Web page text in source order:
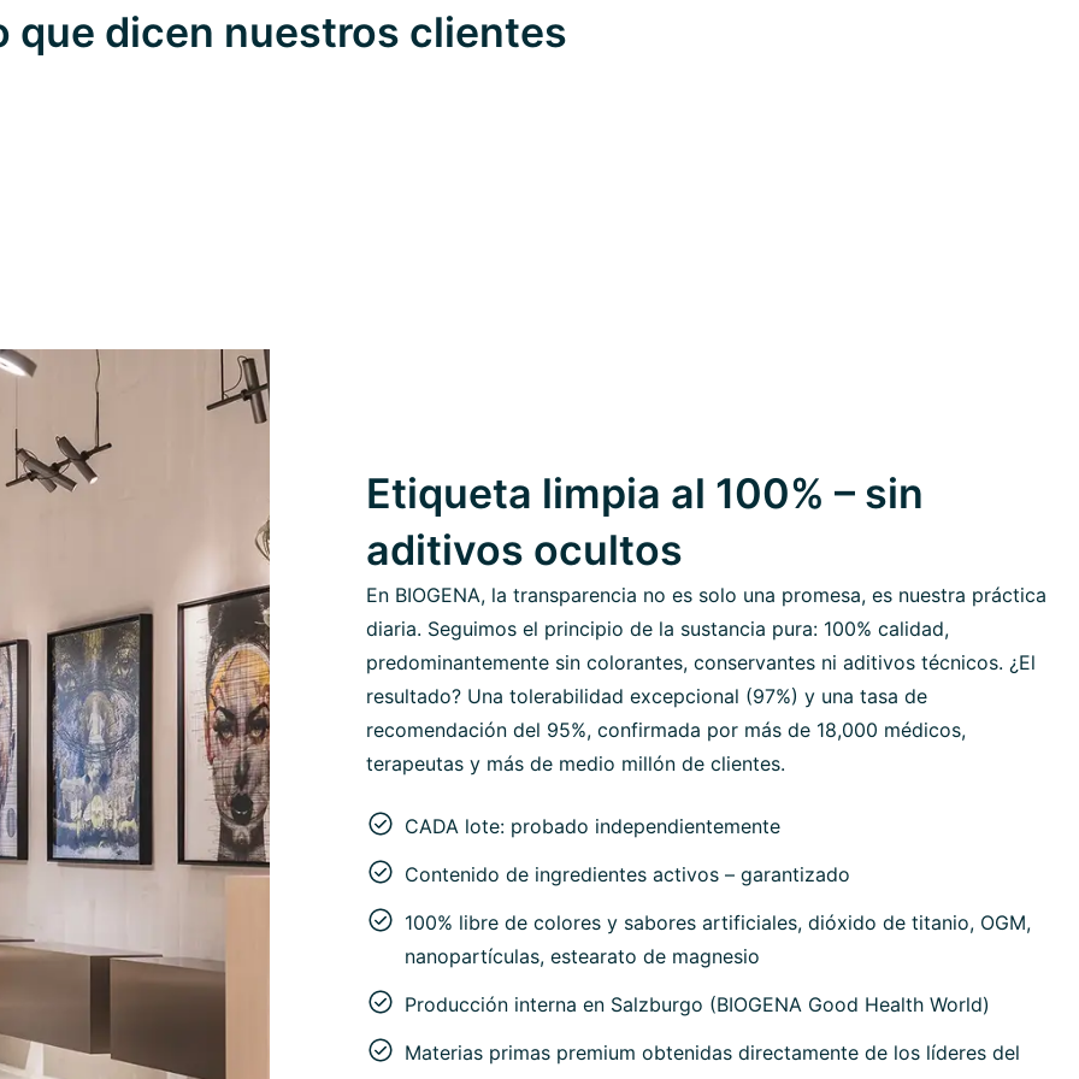
que dicen nuestros clientes
Etiqueta limpia al 100% – sin
aditivos ocultos
En BIOGENA, la transparencia no es solo una promesa, es nuestra práctica
diaria. Seguimos el principio de la sustancia pura: 100% calidad,
predominantemente sin colorantes, conservantes ni aditivos técnicos. ¿El
resultado? Una tolerabilidad excepcional (97%) y una tasa de
recomendación del 95%, confirmada por más de 18,000 médicos,
terapeutas y más de medio millón de clientes.
CADA lote: probado independientemente
Contenido de ingredientes activos – garantizado
100% libre de colores y sabores artificiales, dióxido de titanio, OGM,
nanopartículas, estearato de magnesio
Producción interna en Salzburgo (BIOGENA Good Health World)
Materias primas premium obtenidas directamente de los líderes del